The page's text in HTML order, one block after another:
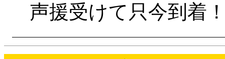
声援受けて只今到着